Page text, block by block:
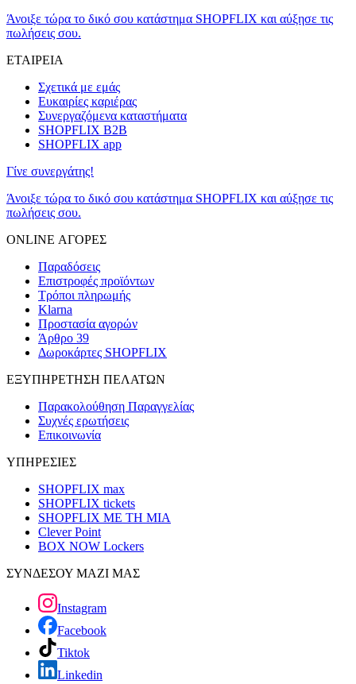
Άνοιξε τώρα το δικό σου κατάστημα SHOPFLIX και αύξησε τις
πωλήσεις σου.
ΕΤΑΙΡΕΙΑ
Σχετικά με εμάς
Ευκαιρίες καριέρας
Συνεργαζόμενα καταστήματα
SHOPFLIX B2B
SHOPFLIX app
Γίνε συνεργάτης!
Άνοιξε τώρα το δικό σου κατάστημα SHOPFLIX και αύξησε τις
πωλήσεις σου.
ONLINE ΑΓΟΡΕΣ
Παραδόσεις
Επιστροφές προϊόντων
Τρόποι πληρωμής
Klarna
Προστασία αγορών
Άρθρο 39
Δωροκάρτες SHOPFLIX
ΕΞΥΠΗΡΕΤΗΣΗ ΠΕΛΑΤΩΝ
Παρακολούθηση Παραγγελίας
Συχνές ερωτήσεις
Επικοινωνία
ΥΠΗΡΕΣΙΕΣ
SHOPFLIX max
SHOPFLIX tickets
SHOPFLIX ΜΕ ΤΗ ΜΙΑ
Clever Point
BOX NOW Lockers
ΣΥΝΔΕΣΟΥ ΜΑΖΙ ΜΑΣ
Instagram
Facebook
Tiktok
Linkedin